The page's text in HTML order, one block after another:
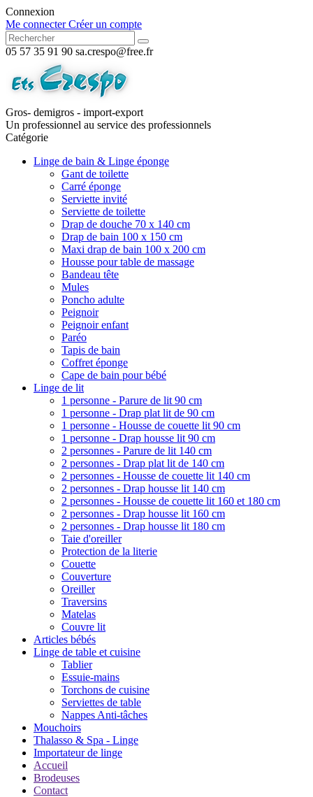
Connexion
Me connecter Créer un compte
05 57 35 91 90 sa.crespo@free.fr
Gros- demigros - import-export
Un professionnel au service des professionnels
Catégorie
Linge de bain & Linge éponge
Gant de toilette
Carré éponge
Serviette invité
Serviette de toilette
Drap de douche 70 x 140 cm
Drap de bain 100 x 150 cm
Maxi drap de bain 100 x 200 cm
Housse pour table de massage
Bandeau tête
Mules
Poncho adulte
Peignoir
Peignoir enfant
Paréo
Tapis de bain
Coffret éponge
Cape de bain pour bébé
Linge de lit
1 personne - Parure de lit 90 cm
1 personne - Drap plat lit de 90 cm
1 personne - Housse de couette lit 90 cm
1 personne - Drap housse lit 90 cm
2 personnes - Parure de lit 140 cm
2 personnes - Drap plat lit de 140 cm
2 personnes - Housse de couette lit 140 cm
2 personnes - Drap housse lit 140 cm
2 personnes - Housse de couette lit 160 et 180 cm
2 personnes - Drap housse lit 160 cm
2 personnes - Drap housse lit 180 cm
Taie d'oreiller
Protection de la literie
Couette
Couverture
Oreiller
Traversins
Matelas
Couvre lit
Articles bébés
Linge de table et cuisine
Tablier
Essuie-mains
Torchons de cuisine
Serviettes de table
Nappes Anti-tâches
Mouchoirs
Thalasso & Spa - Linge
Importateur de linge
Accueil
Brodeuses
Contact